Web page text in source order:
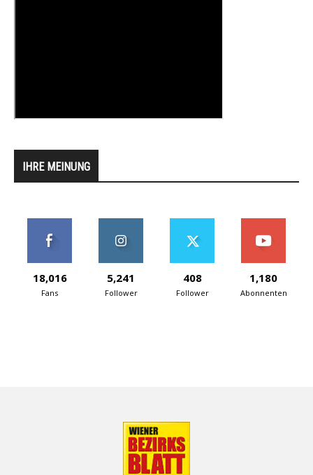
IHRE MEINUNG
18,016
Fans
5,241
Follower
408
Follower
1,180
Abonnenten